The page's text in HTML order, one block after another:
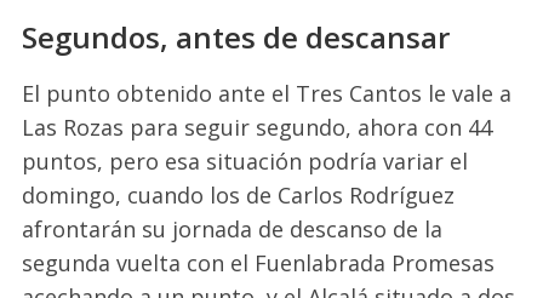
Segundos, antes de descansar
El punto obtenido ante el Tres Cantos le vale a
Las Rozas para seguir segundo, ahora con 44
puntos, pero esa situación podría variar el
domingo, cuando los de Carlos Rodríguez
afrontarán su jornada de descanso de la
segunda vuelta con el Fuenlabrada Promesas